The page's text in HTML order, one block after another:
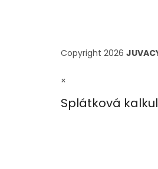
Copyright 2026
×
Splátková